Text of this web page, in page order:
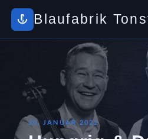
Blaufabrik
20. JANUAR 2022